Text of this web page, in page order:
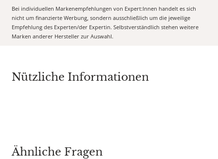
Bei individuellen Markenempfehlungen von Expert:Innen handelt es sich
nicht um finanzierte Werbung, sondern ausschließlich um die jeweilige
Empfehlung des Experten/der Expertin. Selbstverständlich stehen weitere
Marken anderer Hersteller zur Auswahl.
Nützliche Informationen
Ähnliche Fragen